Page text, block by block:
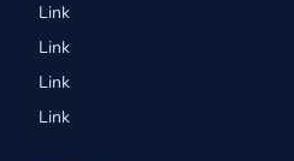
Link
Link
Link
Link